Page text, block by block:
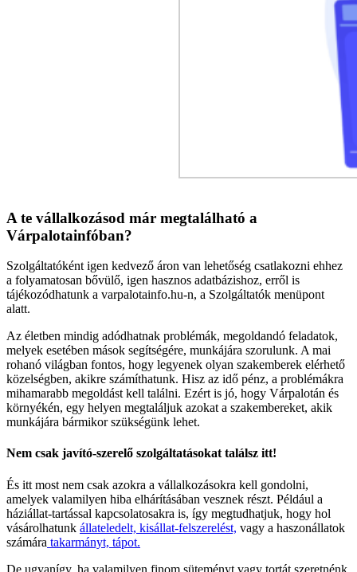
A te vállalkozásod már megtalálható a
Várpalotainfóban?
Szolgáltatóként igen kedvező áron van lehetőség csatlakozni ehhez
a folyamatosan bővülő, igen hasznos adatbázishoz, erről is
tájékozódhatunk a varpalotainfo.hu-n, a Szolgáltatók menüpont
alatt.
Az életben mindig adódhatnak problémák, megoldandó feladatok,
melyek esetében mások segítségére, munkájára szorulunk. A mai
rohanó világban fontos, hogy legyenek olyan szakemberek elérhető
közelségben, akikre számíthatunk. Hisz az idő pénz, a problémákra
mihamarabb megoldást kell találni. Ezért is jó, hogy Várpalotán és
környékén, egy helyen megtaláljuk azokat a szakembereket, akik
munkájára bármikor szükségünk lehet.
Nem csak javító-szerelő szolgáltatásokat találsz itt!
És itt most nem csak azokra a vállalkozásokra kell gondolni,
amelyek valamilyen hiba elhárításában vesznek részt. Például a
háziállat-tartással kapcsolatosakra is, így megtudhatjuk, hogy hol
vásárolhatunk állateledelt, kisállat-felszerelést, vagy a haszonállatok
számára takarmányt, tápot.
De ugyanígy, ha valamilyen finom süteményt vagy tortát szeretnénk,